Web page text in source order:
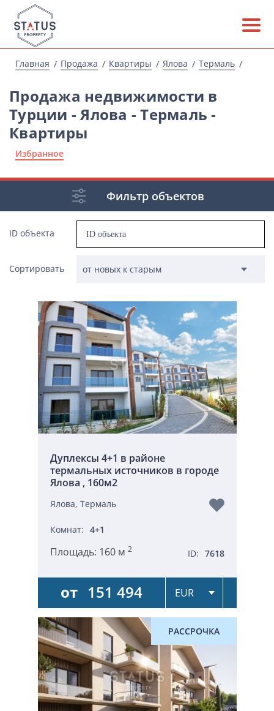
Главная Продажа Квартиры Ялова Термаль
Продажа недвижимости в
Турции - Ялова - Термаль -
Квартиры
Избранное
Фильтр объектов
ID объекта
Сортировать
Дуплексы 4+1 в районе
термальных источников в городе
Ялова , 160м2
Ялова, Термаль
Комнат: 4+1
Площадь: 160 м 2 ID: 7618
от 151 494
РАССРОЧКА